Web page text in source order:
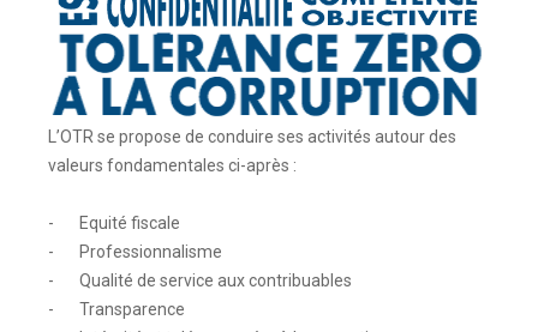
L’OTR se propose de conduire ses activités autour des
valeurs fondamentales ci-après :
- Equité fiscale
- Professionnalisme
- Qualité de service aux contribuables
- Transparence